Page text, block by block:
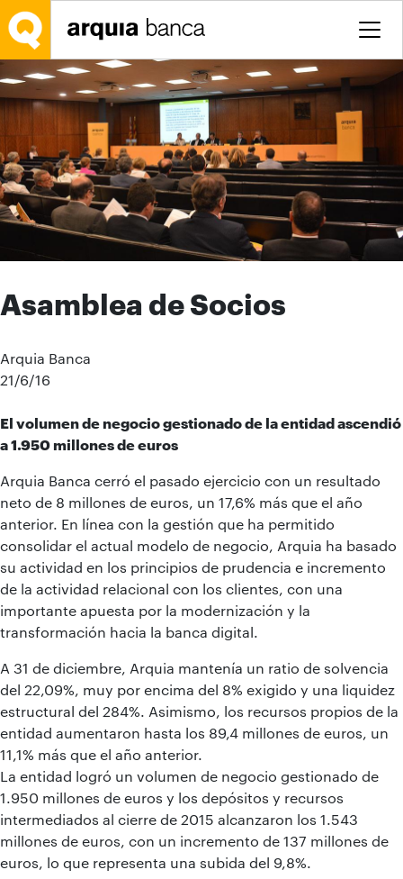
Saltar al contenido principal
Asamblea de Socios
Arquia Banca
21/6/16
El volumen de negocio gestionado de la entidad ascendió
a 1.950 millones de euros
Arquia Banca cerró el pasado ejercicio con un resultado
neto de 8 millones de euros, un 17,6% más que el año
anterior. En línea con la gestión que ha permitido
consolidar el actual modelo de negocio, Arquia ha basado
su actividad en los principios de prudencia e incremento
de la actividad relacional con los clientes, con una
importante apuesta por la modernización y la
transformación hacia la banca digital.
A 31 de diciembre, Arquia mantenía un ratio de solvencia
del 22,09%, muy por encima del 8% exigido y una liquidez
estructural del 284%. Asimismo, los recursos propios de la
entidad aumentaron hasta los 89,4 millones de euros, un
11,1% más que el año anterior.
La entidad logró un volumen de negocio gestionado de
1.950 millones de euros y los depósitos y recursos
intermediados al cierre de 2015 alcanzaron los 1.543
millones de euros, con un incremento de 137 millones de
euros, lo que representa una subida del 9,8%.